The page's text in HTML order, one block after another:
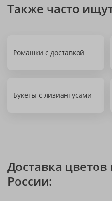
Также часто
Ромашки с доставкой
Букеты с лизиантусами
Доставка
России: